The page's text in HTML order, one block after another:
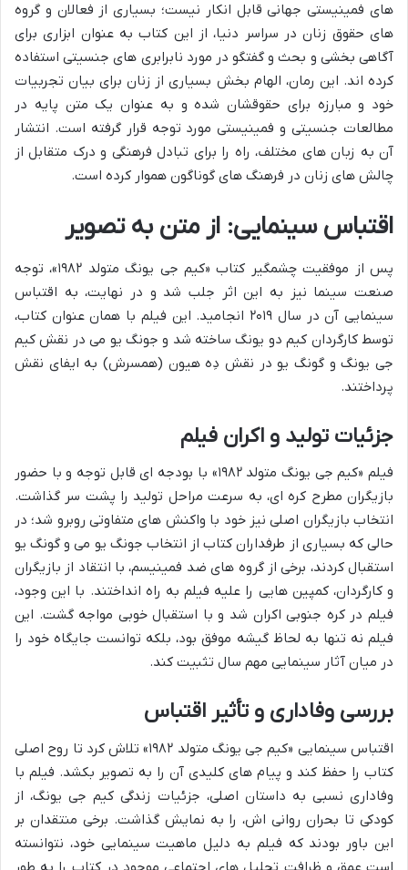
های فمینیستی جهانی قابل انکار نیست؛ بسیاری از فعالان و گروه
های حقوق زنان در سراسر دنیا، از این کتاب به عنوان ابزاری برای
آگاهی بخشی و بحث و گفتگو در مورد نابرابری های جنسیتی استفاده
کرده اند. این رمان، الهام بخش بسیاری از زنان برای بیان تجربیات
خود و مبارزه برای حقوقشان شده و به عنوان یک متن پایه در
مطالعات جنسیتی و فمینیستی مورد توجه قرار گرفته است. انتشار
آن به زبان های مختلف، راه را برای تبادل فرهنگی و درک متقابل از
چالش های زنان در فرهنگ های گوناگون هموار کرده است.
اقتباس سینمایی: از متن به تصویر
پس از موفقیت چشمگیر کتاب «کیم جی یونگ متولد ۱۹۸۲»، توجه
صنعت سینما نیز به این اثر جلب شد و در نهایت، به اقتباس
سینمایی آن در سال ۲۰۱۹ انجامید. این فیلم با همان عنوان کتاب،
توسط کارگردان کیم دو یونگ ساخته شد و جونگ یو می در نقش کیم
جی یونگ و گونگ یو در نقش دِه هیون (همسرش) به ایفای نقش
پرداختند.
جزئیات تولید و اکران فیلم
فیلم «کیم جی یونگ متولد ۱۹۸۲» با بودجه ای قابل توجه و با حضور
بازیگران مطرح کره ای، به سرعت مراحل تولید را پشت سر گذاشت.
انتخاب بازیگران اصلی نیز خود با واکنش های متفاوتی روبرو شد؛ در
حالی که بسیاری از طرفداران کتاب از انتخاب جونگ یو می و گونگ یو
استقبال کردند، برخی از گروه های ضد فمینیسم، با انتقاد از بازیگران
و کارگردان، کمپین هایی را علیه فیلم به راه انداختند. با این وجود،
فیلم در کره جنوبی اکران شد و با استقبال خوبی مواجه گشت. این
فیلم نه تنها به لحاظ گیشه موفق بود، بلکه توانست جایگاه خود را
در میان آثار سینمایی مهم سال تثبیت کند.
بررسی وفاداری و تأثیر اقتباس
اقتباس سینمایی «کیم جی یونگ متولد ۱۹۸۲» تلاش کرد تا روح اصلی
کتاب را حفظ کند و پیام های کلیدی آن را به تصویر بکشد. فیلم با
وفاداری نسبی به داستان اصلی، جزئیات زندگی کیم جی یونگ، از
کودکی تا بحران روانی اش، را به نمایش گذاشت. برخی منتقدان بر
این باور بودند که فیلم به دلیل ماهیت سینمایی خود، نتوانسته